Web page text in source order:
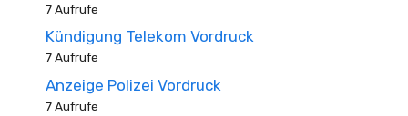
7 Aufrufe
Kündigung Telekom Vordruck
7 Aufrufe
Anzeige Polizei Vordruck
7 Aufrufe